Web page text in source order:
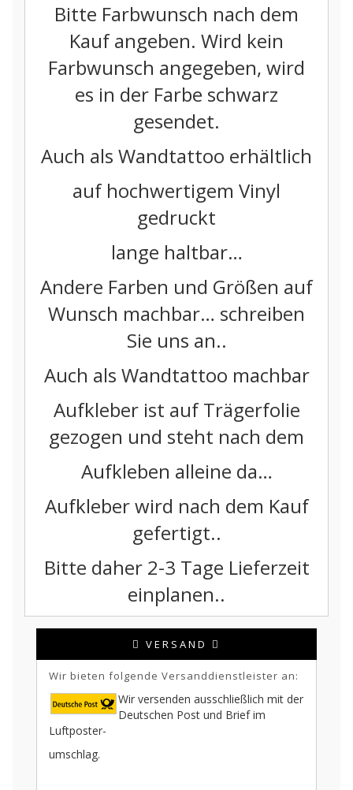
Bitte Farbwunsch nach dem
Kauf angeben. Wird kein
Farbwunsch angegeben, wird
es in der Farbe schwarz
gesendet.
Auch als Wandtattoo erhältlich
auf hochwertigem Vinyl
gedruckt
lange haltbar…
Andere Farben und Größen auf
Wunsch machbar… schreiben
Sie uns an..
Auch als Wandtattoo machbar
Aufkleber ist auf Trägerfolie
gezogen und steht nach dem
Aufkleben alleine da…
Aufkleber wird nach dem Kauf
gefertigt..
Bitte daher 2-3 Tage Lieferzeit
einplanen..
VERSAND
Wir bieten folgende Versanddienstleister an:
Wir versenden ausschließlich mit der
Deutschen Post und Brief im
Luftposter-
umschlag.